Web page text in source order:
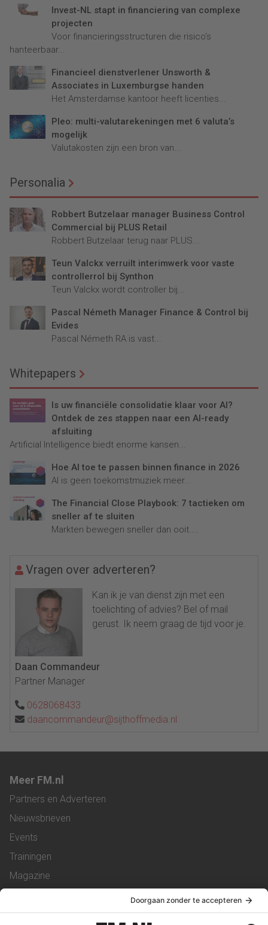
Invest-NL stapt in financiering van complexe
projecten
Voor financieringsstructuren die risico’s
hanteerbaar...
Financieel dienstverlener Unsworth &
Associates in Luxemburgse handen
Het Amsterdamse kantoor heeft licenties...
Pleo: multi-valutarekeningen met 6 valuta’s
mogelijk
Valutakosten zijn een bron van...
Personalia
Robbert Butzelaar manager Business Control
Commercial bij PLUS Retail
Robbert Butzelaar terug naar PLUS...
Teun Valckx verruilt interimwerk voor vaste
controllerrol bij Synthon
Teun Valckx wordt controller bij...
Pascal Németh Manager Finance & Control bij
Evides
Pascal Németh RA is vast...
Whitepapers
Is uw financiële consolidatie klaar voor AI?
Ontdek de zes stappen naar een AI-ready
afsluiting
Artificial Intelligence biedt enorme kansen...
Hoe AI toe te passen binnen finance in 2026
AI is geen toekomstmuziek meer...
The Financial Close Playbook: 7 tactieken om
sneller af te sluiten
Markten bewegen sneller dan ooit....
Vragen over adverteren?
Kan ik je van dienst zijn met een
toelichting of advies? Bel of mail
gerust. Ik neem graag de tijd voor je.
Daan Commandeur
Partner Manager
0628068433
daancommandeur@sijthoffmedia.nl
Meer FM.nl
Partners en Adverteren
Nieuwsbrieven
Events
Trainingen
Magazine
Service & Contact